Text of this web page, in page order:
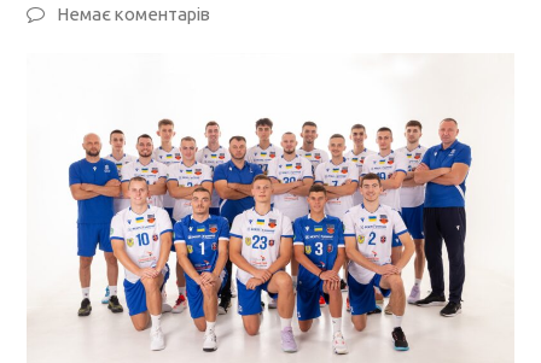
Немає коментарів